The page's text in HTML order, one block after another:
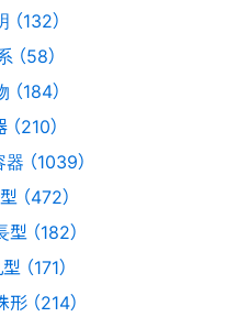
132）
（58）
184）
210）
（1039）
（472）
（182）
（171）
（214）